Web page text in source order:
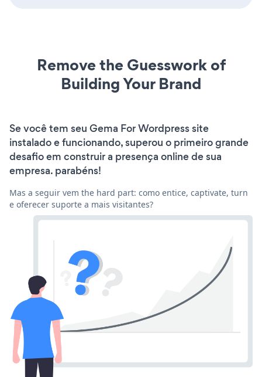
Remove the Guesswork of
Building Your Brand
Se você tem seu Gema For Wordpress site
instalado e funcionando, superou o primeiro grande
desafio em construir a presença online de sua
empresa. parabéns!
Mas a seguir vem the hard part: como entice, captivate, turn
e oferecer suporte a mais visitantes?